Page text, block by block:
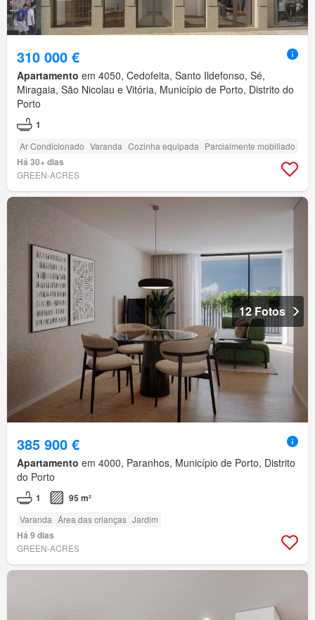
310 000 €
Apartamento em 4050, Cedofeita, Santo Ildefonso, Sé,
Miragaia, São Nicolau e Vitória, Município de Porto, Distrito do
Porto
1
Ar Condicionado Varanda Cozinha equipada Parcialmente mobiliado
Há 30+ dias
GREEN-ACRES
12 Fotos
385 900 €
Apartamento em 4000, Paranhos, Município de Porto, Distrito
do Porto
1 95 m²
Varanda Área das crianças Jardim
Há 9 dias
GREEN-ACRES